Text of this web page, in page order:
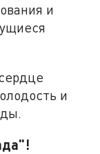
и
и